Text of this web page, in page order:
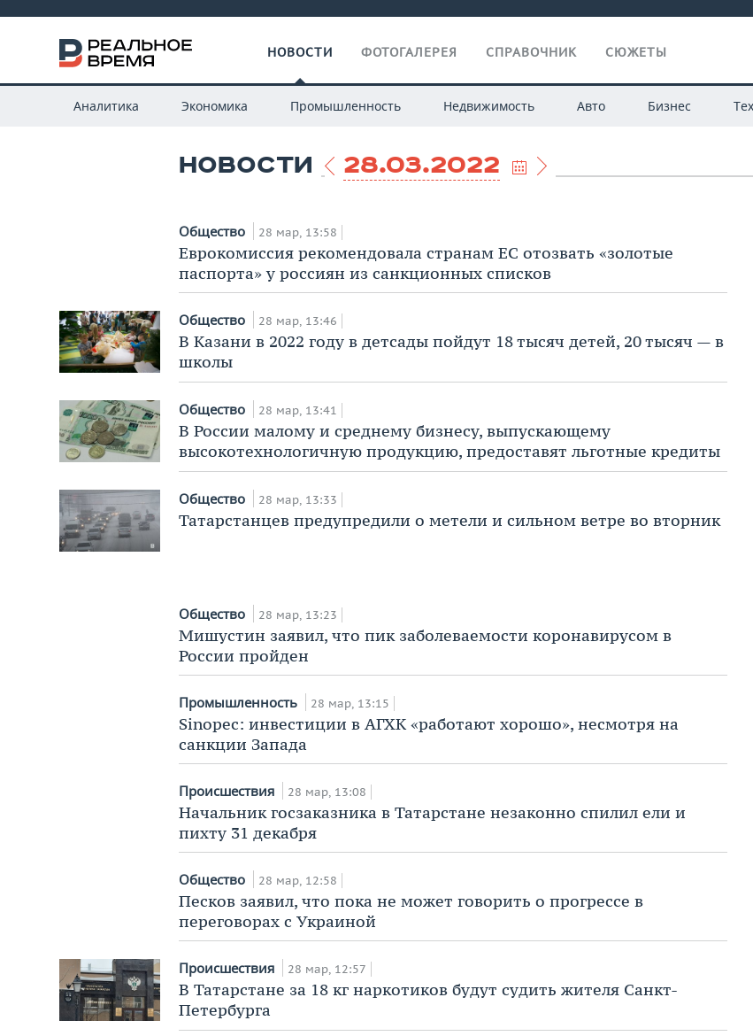
НОВОСТИ ФОТОГАЛЕРЕЯ СПРАВОЧНИК СЮЖЕТЫ
Аналитика Экономика Промышленность Недвижимость Авто Бизнес
НОВОСТИ 28.03.2022
Общество 28 мар, 13:58
Еврокомиссия рекомендовала странам ЕС отозвать «золотые
паспорта» у россиян из санкционных списков
Общество 28 мар, 13:46
В Казани в 2022 году в детсады пойдут 18 тысяч детей, 20 тысяч — в
школы
Общество 28 мар, 13:41
В России малому и среднему бизнесу, выпускающему
высокотехнологичную продукцию, предоставят льготные кредиты
Общество 28 мар, 13:33
Татарстанцев предупредили о метели и сильном ветре во вторник
Общество 28 мар, 13:23
Мишустин заявил, что пик заболеваемости коронавирусом в
России пройден
Промышленность 28 мар, 13:15
Sinopec: инвестиции в АГХК «работают хорошо», несмотря на
санкции Запада
Происшествия 28 мар, 13:08
Начальник госзаказника в Татарстане незаконно спилил ели и
пихту 31 декабря
Общество 28 мар, 12:58
Песков заявил, что пока не может говорить о прогрессе в
переговорах с Украиной
Происшествия 28 мар, 12:57
В Татарстане за 18 кг наркотиков будут судить жителя Санкт-
Петербурга